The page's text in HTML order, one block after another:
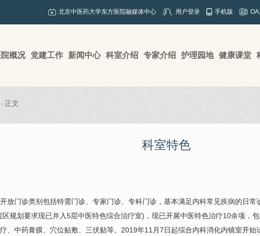
北京中医药大学东方医院融媒体中心 用户登录 手机版
院概况 党建工作 新闻中心 科室介绍 专家介绍 护理园地 健康课堂
· 正文
科室特色
放门诊类别包括特需门诊、专家门诊、专科门诊，基本满足内科常见疾病的日
区规划要求现已并入5层中医特色综合治疗室)，现已开展中医特色治疗10余项，
、中药膏膜、穴位贴敷、三伏贴等。2019年11月7日起综合内科消化内镜室开